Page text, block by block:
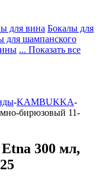
для вина Бокалы для
для шампанского
... Показать все
-KAMBUKKA-
бирюзовый 11-
300 мл,